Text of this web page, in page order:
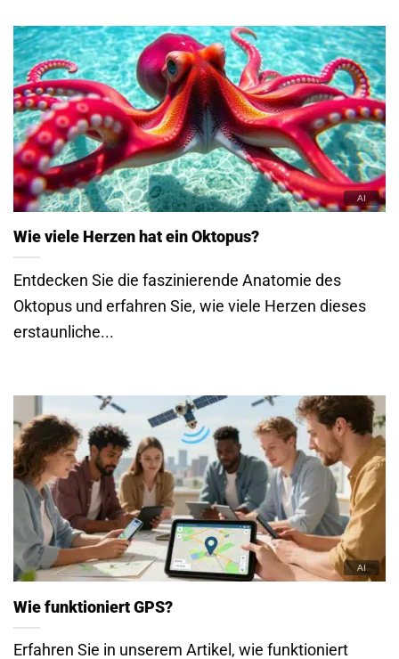
Wie viele Herzen hat ein Oktopus?
Entdecken Sie die faszinierende Anatomie des
Oktopus und erfahren Sie, wie viele Herzen dieses
erstaunliche...
Wie funktioniert GPS?
Erfahren Sie in unserem Artikel, wie funktioniert